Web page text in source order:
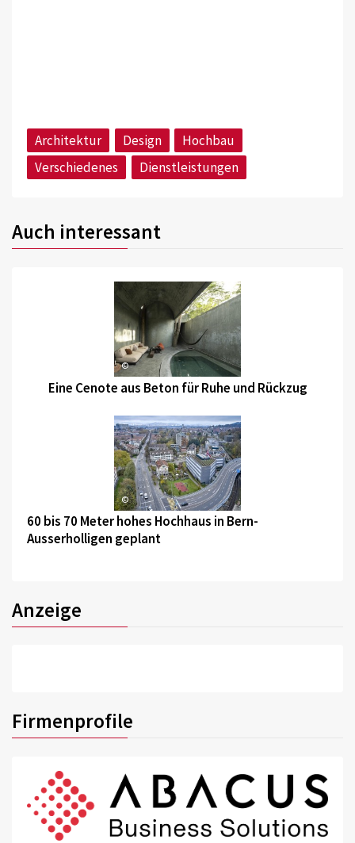
Architektur Design
Hochbau
Verschiedenes
Dienstleistungen
Auch interessant
©
Eine Cenote aus Beton für Ruhe und Rückzug
©
60 bis 70 Meter hohes Hochhaus in Bern-
Ausserholligen geplant
Anzeige
Firmenprofile